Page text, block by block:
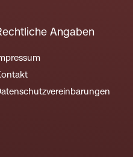
Angaben